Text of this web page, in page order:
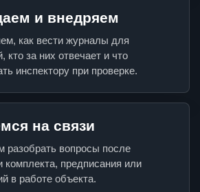
и внедряем
как вести журналы для
кто за них отвечает и что
инспектору при проверке.
на связи
разобрать вопросы после
комплекта, предписания или
в работе объекта.